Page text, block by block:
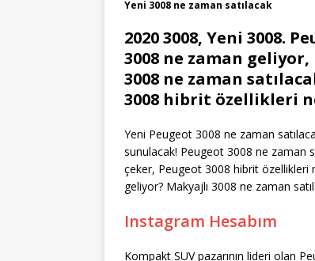
Yeni 3008 ne zaman satılacak
2020 3008, Yeni 3008.
3008 ne zaman geliyor,
3008 ne zaman
3008 hibrit özellikleri
Yeni Peugeot 3008 ne zaman
sunulacak! Peugeot 3008 ne zaman
çeker, Peugeot 3008 hibrit özellikleri
geliyor? Makyajlı 3008 ne zaman
Instagram Hesabım
Kompakt SUV pazarının lideri olan